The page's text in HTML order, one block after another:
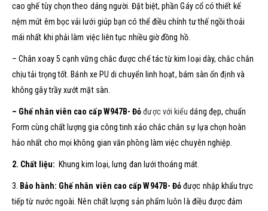
cao ghế tùy chọn theo dáng người. Đặt biệt, phần Gáy cổ có thiết kế
nệm mút êm bọc vải lưới giúp bạn có thể điều chỉnh tư thế ngồi thoải
mái nhất khi phải làm việc liên tục nhiều giờ đồng hồ.
– Chân xoay 5 cạnh vững chắc được chế tác từ kim loại dày, chắc chắn
chịu tải trọng tốt. Bánh xe PU di chuyển linh hoạt, bám sàn ổn định và
không gây trầy xướt mặt sàn.
– Ghế nhân viên cao cấp W947B- Đỏ được với kiểudáng đẹp, chuẩn
Form cùng chất lượng gia công tinh xảo chắc chắn sự lựa chọn hoàn
hảo nhất cho mọi không gian văn phòng làm việc chuyên nghiệp.
2. Chất liệu: Khung kim loại, lưng đan lưới thoáng mát.
3. Bảo hành: Ghế nhân viên cao cấpW947B- Đỏ được nhập khẩu trực
tiếp từ nước ngoài. Nên chất lượng sản phẩm luôn là điều được đảm